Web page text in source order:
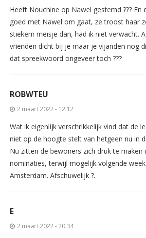
Heeft Nouchine op Nawel gestemd ??? En
goed met Nawel om gaat, ze troost haar
stiekem meisje dan, had ik niet verwacht.
vrienden dicht bij je maar je vijanden nog
dat spreekwoord ongeveer toch ???
ROBWTEU
2 maart 2022 - 12:12
Wat ik eigenlijk verschrikkelijk vind dat de
niet op de hoogte stelt van hetgeen nu in
Nu zitten de bewoners zich druk te maken
nominaties, terwijl mogelijk volgende
Amsterdam. Afschuwelijk ?.
E
2 maart 2022 - 20:34